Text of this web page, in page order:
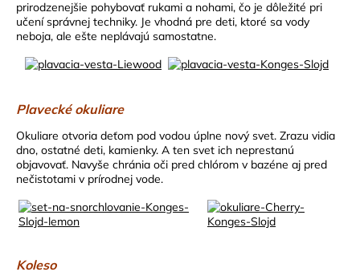
prirodzenejšie pohybovať rukami a nohami, čo je dôležité pri
učení správnej techniky. Je vhodná pre deti, ktoré sa vody
neboja, ale ešte neplávajú samostatne.
Plavecké okuliare
Okuliare otvoria deťom pod vodou úplne nový svet. Zrazu vidia
dno, ostatné deti, kamienky. A ten svet ich neprestanú
objavovať. Navyše chránia oči pred chlórom v bazéne aj pred
nečistotami v prírodnej vode.
Koleso